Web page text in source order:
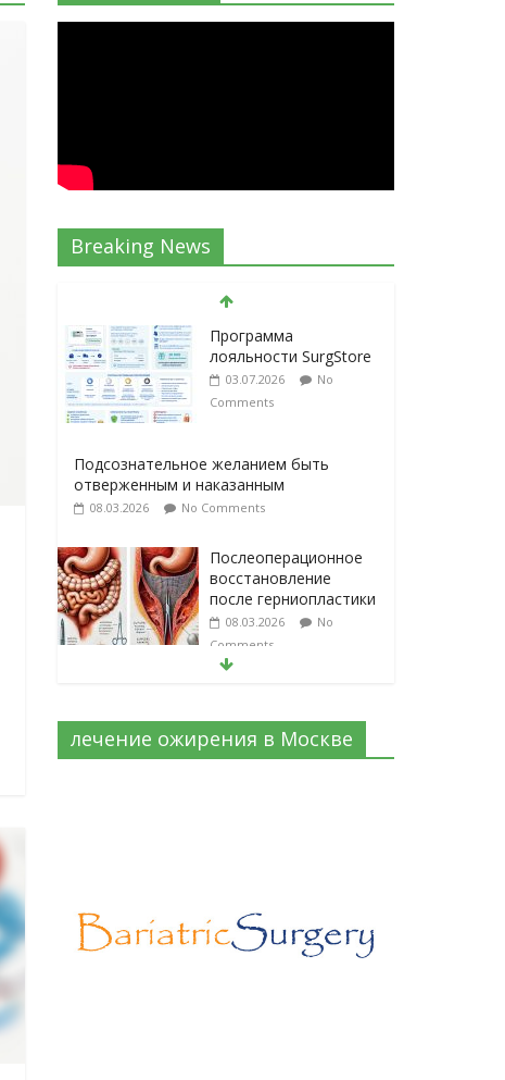
Breaking News
Программа
лояльности SurgStore
03.07.2026
No
Comments
Подсознательное желанием быть
отверженным и наказанным
08.03.2026 No Comments
Послеоперационное
восстановление
после герниопластики
08.03.2026
No
Comments
работы и
преимущества
выбор нитей и
техники
No
лечение ожирения в Москве